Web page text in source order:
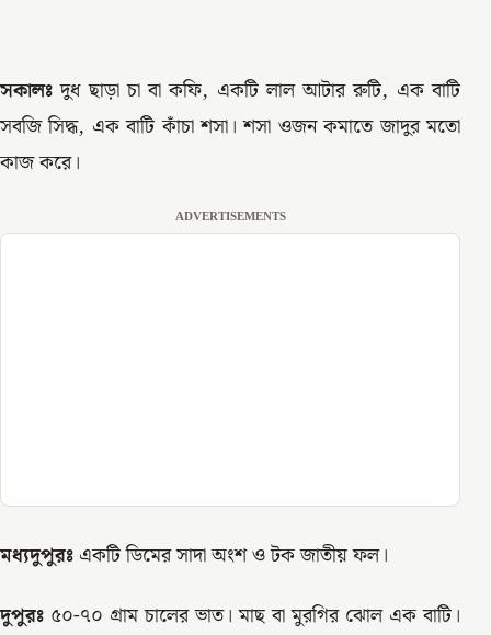
সকালঃ দুধ ছাড়া চা বা কফি, একটি লাল আটার রুটি, এক বাটি
সবজি সিদ্ধ, এক বাটি কাঁচা শসা। শসা ওজন কমাতে জাদুর মতো
কাজ করে।
ADVERTISEMENTS
মধ্যদুপুরঃ একটি ডিমের সাদা অংশ ও টক জাতীয় ফল।
দুপুরঃ ৫০-৭০ গ্রাম চালের ভাত। মাছ বা মুরগির ঝোল এক বাটি।